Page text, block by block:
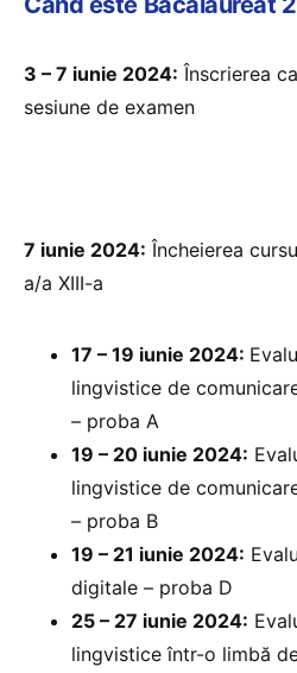
3 – 7 iunie 2024: Înscrierea
sesiune de examen
7 iunie 2024: Încheierea
a/a XIII-a
17 – 19 iunie 2024:
lingvistice de
– proba A
19 – 20 iunie 2024:
lingvistice de
– proba B
19 – 21 iunie 2024:
digitale – proba D
25 – 27 iunie 2024:
lingvistice într-o limbă